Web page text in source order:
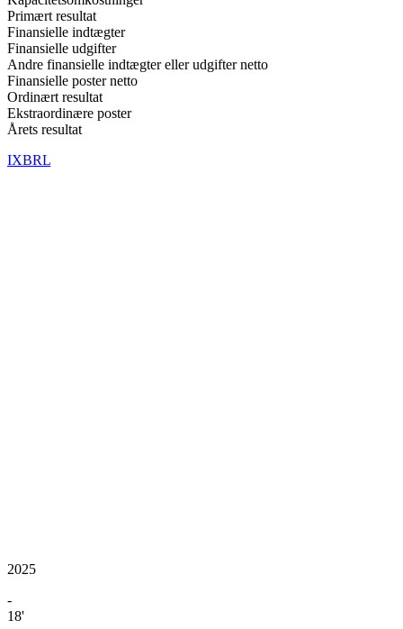
Primært resultat
Finansielle indtægter
Finansielle udgifter
Andre finansielle indtægter eller udgifter netto
Finansielle poster netto
Ordinært resultat
Ekstraordinære poster
Årets resultat
IXBRL
2025
-
18'